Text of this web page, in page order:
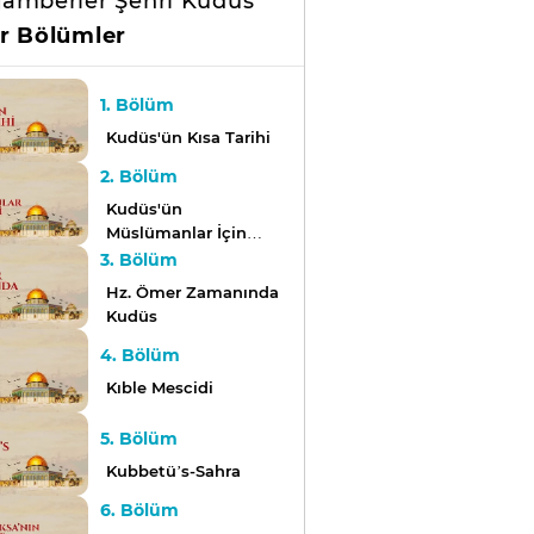
Bölümler
1. Bölüm
Kudüs'ün Kısa Tarihi
2. Bölüm
Kudüs'ün
Müslümanlar İçin
Önemi
3. Bölüm
Hz. Ömer Zamanında
Kudüs
4. Bölüm
Kıble Mescidi
5. Bölüm
Kubbetü’s-Sahra
6. Bölüm